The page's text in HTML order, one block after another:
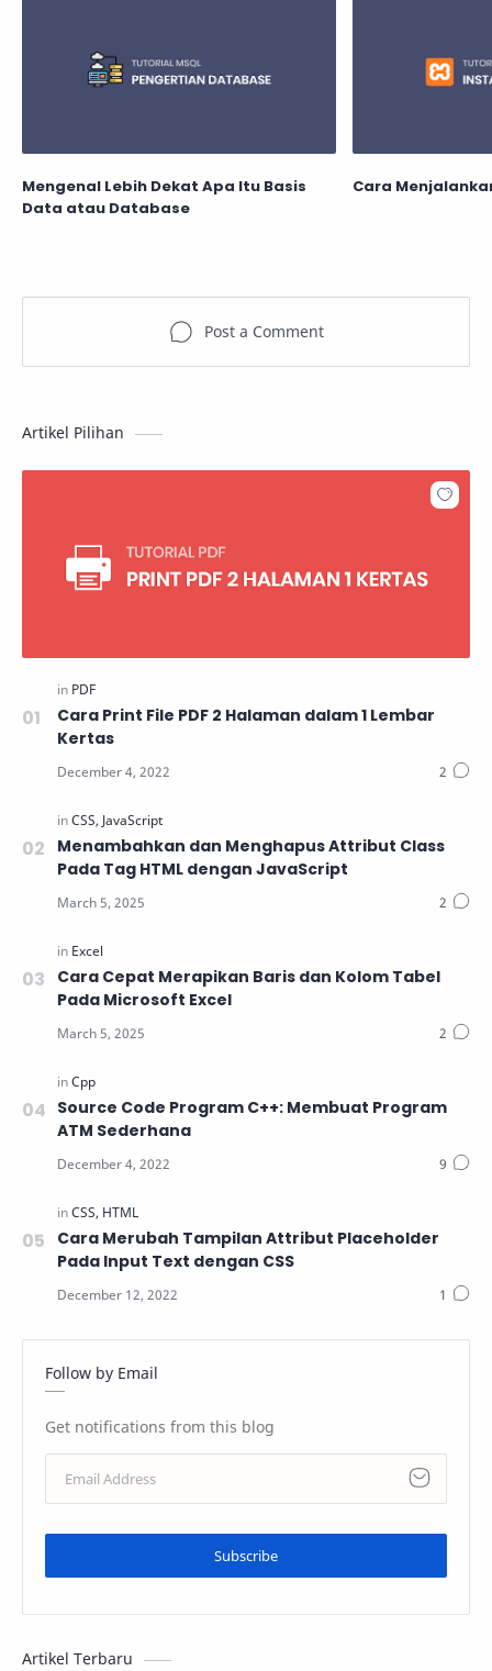
Mengenal Lebih Dekat Apa Itu Basis
Data atau Database
Cara
Artikel Pilihan
Cara Print File PDF 2 Halaman dalam 1 Lembar
Kertas
Menambahkan dan Menghapus Attribut Class
Pada Tag HTML dengan JavaScript
Cara Cepat Merapikan Baris dan Kolom Tabel
Pada Microsoft Excel
Source Code Program C++: Membuat Program
ATM Sederhana
Cara Merubah Tampilan Attribut Placeholder
Pada Input Text dengan CSS
Follow by Email
Get notifications from this blog
Subscribe
Artikel Terbaru